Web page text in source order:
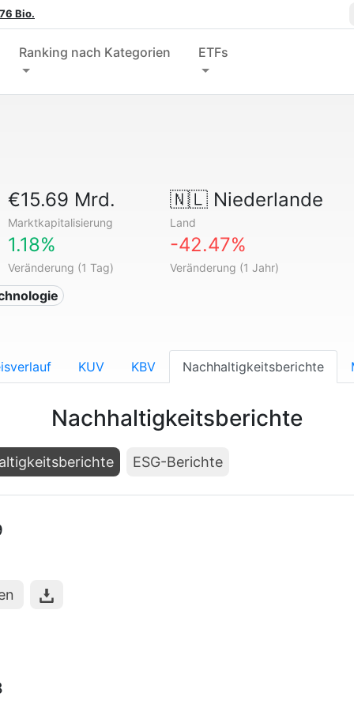
Bio.
Ranking nach Kategorien ETFs
€15.69 Mrd.
Marktkapitalisierung
🇳🇱Niederlande
Land
1.18%
Veränderung (1 Tag)
-42.47%
Veränderung (1 Jahr)
KUV KBV Nachhaltigkeitsberichte
Nachhaltigkeitsberichte
ESG-Berichte